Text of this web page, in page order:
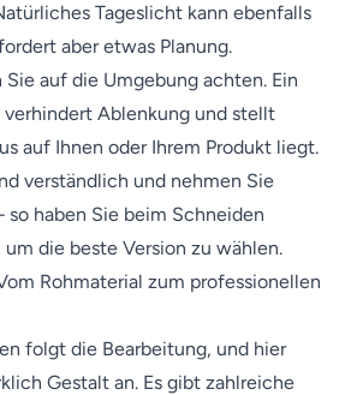
Tageslicht kann ebenfalls
aber etwas Planung.
auf die Umgebung achten. Ein
Ablenkung und stellt
auf Ihnen oder Ihrem Produkt liegt.
verständlich und nehmen Sie
so haben Sie beim Schneiden
die beste Version zu wählen.
Rohmaterial zum professionellen
folgt die Bearbeitung, und hier
Gestalt an. Es gibt zahlreiche